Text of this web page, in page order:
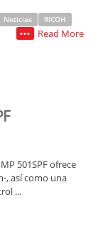
Noticias RICOH
Read More
•••
501SPF ofrece
, así como una
...